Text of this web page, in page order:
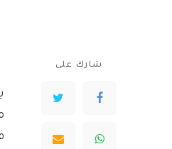
شارك على